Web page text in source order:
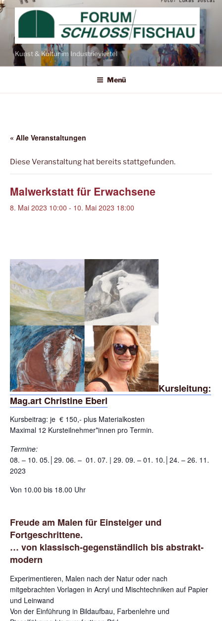
Zum
Inhalt
Kunst & Kultur im Industrieviertel
Menü
« Alle Veranstaltungen
Diese Veranstaltung hat bereits stattgefunden.
Malwerkstatt für Erwachsene
8. Mai 2023 10:00 - 10. Mai 2023 18:00
Kursleitung:
Mag.art Christine Eberl
Kursbeitrag: je € 150,- plus Materialkosten
Maximal 12 Kursteilnehmer*innen pro Termin.
Termine:
08. – 10. 05.│29. 06. – 01. 07. | 29. 09. – 01. 10.│24. – 26. 11.
2023
Von 10.00 bis 18.00 Uhr
Freude am Malen für Einsteiger und
Fortgeschrittene.
… von klassisch-gegenständlich bis abstrakt-
modern
Experimentieren, Malen nach der Natur oder nach
mitgebrachten Vorlagen in Acryl und Mischtechniken auf Papier
und Leinwand
Von der Einführung in Bildaufbau, Farbenlehre und